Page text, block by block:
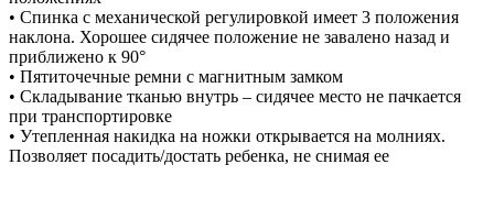
• Спинка с механической регулировкой имеет 3 положения
наклона. Хорошее сидячее положение не завалено назад и
приближено к 90°
• Пятиточечные ремни с магнитным замком
• Складывание тканью внутрь – сидячее место не пачкается
при транспортировке
• Утепленная накидка на ножки открывается на молниях.
Позволяет посадить/достать ребенка, не снимая ее